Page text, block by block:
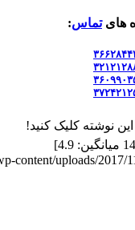
هایتماس:
این نوشته کلیک کنید!
14 میانگین:4.9
]
content/uploads/2017/